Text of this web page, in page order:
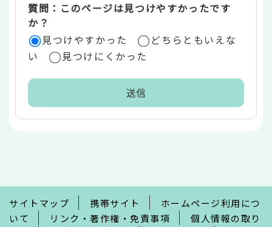
質問：このページは見つけやすかったです
か？
見つけやすかった
どちらともいえな
い
見つけにくかった
で
サイトマップ 携帯サイト
ホームページ利用につ
いて
リンク・著作権・免責事項 個人情報の取り